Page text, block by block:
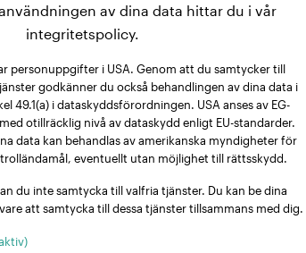
av dina data hittar du i vår
integritetspolicy.
personuppgifter i USA. Genom att du samtycker till
godkänner du också behandlingen av dina data i
49.1(a) i dataskyddsförordningen. USA anses av EG-
otillräcklig nivå av dataskydd enligt EU-standarder.
data kan behandlas av amerikanska myndigheter för
eventuellt utan möjlighet till rättsskydd.
du inte samtycka till valfria tjänster. Du kan be dina
att samtycka till dessa tjänster tillsammans med dig.